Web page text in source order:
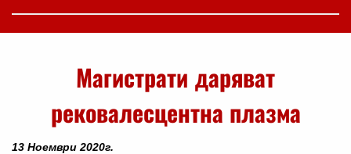
Магистрати даряват
рековалесцентна плазма
13 Ноември 2020г.